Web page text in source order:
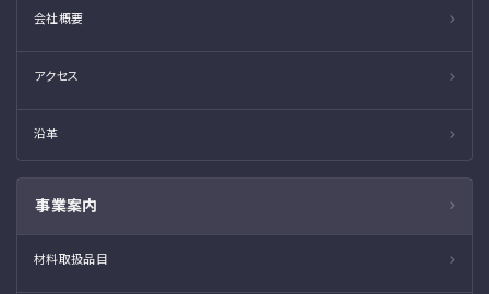
会社概要
アクセス
沿革
事業案内
材料取扱品目